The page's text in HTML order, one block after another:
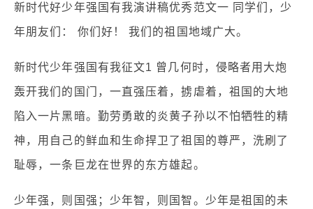
新时代好少年强国有我演讲稿优秀范文一 同学们，少
年朋友们： 你们好！ 我们的祖国地域广大。
新时代少年强国有我征文1 曾几何时，侵略者用大炮
轰开我们的国门，一直强压着，掳虐着，祖国的大地
陷入一片黑暗。勤劳勇敢的炎黄子孙以不怕牺牲的精
神，用自己的鲜血和生命捍卫了祖国的尊严，洗刷了
耻辱，一条巨龙在世界的东方雄起。
少年强，则国强；少年智，则国智。少年是祖国的未